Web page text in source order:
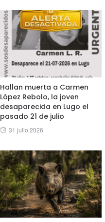
Hallan muerta a Carmen
López Rebolo, la joven
desaparecida en Lugo el
pasado 21 de julio
Posted
31 julio 2026